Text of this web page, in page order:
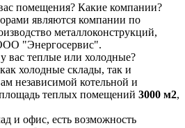
помещения? Какие компании?
являются компании по
металлоконструкций,
"Энергосервис".
вас теплые или холодные?
холодные склады, так и
независимой котельной и
теплых помещений 3000 м2,
и офис, есть возможность